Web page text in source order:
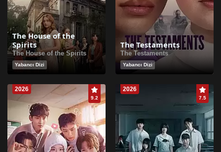
The House of the
Spirits
The House of the Spirits
Yabancı Dizi
The Testaments
The Testaments
Yabancı Dizi
2026
9.2
2026
7.5